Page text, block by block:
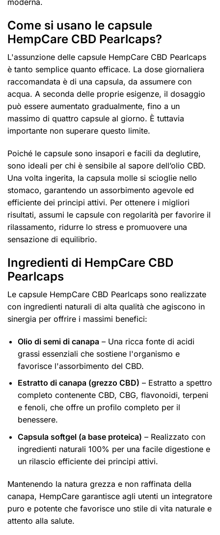
moderna.
Come si usano le capsule
HempCare CBD Pearlcaps?
L'assunzione delle capsule HempCare CBD Pearlcaps
è tanto semplice quanto efficace. La dose giornaliera
raccomandata è di una capsula, da assumere con
acqua. A seconda delle proprie esigenze, il dosaggio
può essere aumentato gradualmente, fino a un
massimo di quattro capsule al giorno. È tuttavia
importante non superare questo limite.
Poiché le capsule sono insapori e facili da deglutire,
sono ideali per chi è sensibile al sapore dell’olio CBD.
Una volta ingerita, la capsula molle si scioglie nello
stomaco, garantendo un assorbimento agevole ed
efficiente dei principi attivi. Per ottenere i migliori
risultati, assumi le capsule con regolarità per favorire il
rilassamento, ridurre lo stress e promuovere una
sensazione di equilibrio.
Ingredienti di HempCare CBD
Pearlcaps
Le capsule HempCare CBD Pearlcaps sono realizzate
con ingredienti naturali di alta qualità che agiscono in
sinergia per offrire i massimi benefici:
Olio di semi di canapa– Una ricca fonte di acidi
grassi essenziali che sostiene l'organismo e
favorisce l'assorbimento del CBD.
Estratto di canapa (grezzo CBD) – Estratto a spettro
completo contenente CBD, CBG, flavonoidi, terpeni
e fenoli, che offre un profilo completo per il
benessere.
Capsula softgel (a base proteica) – Realizzato con
ingredienti naturali 100% per una facile digestione e
un rilascio efficiente dei principi attivi.
Mantenendo la natura grezza e non raffinata della
canapa, HempCare garantisce agli utenti un integratore
puro e potente che favorisce uno stile di vita naturale e
attento alla salute.